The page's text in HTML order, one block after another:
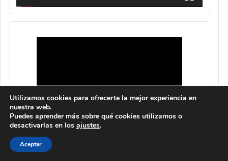
Utilizamos cookies para ofrecerte la mejor experiencia en
nuestra web.
Puedes aprender más sobre qué cookies utilizamos o
desactivarlas en los ajustes.
Aceptar